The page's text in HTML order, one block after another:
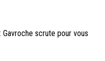
Gavroche scrute pour vous